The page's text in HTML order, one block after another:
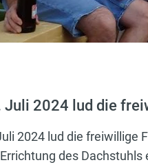
Juli 2024 lud die
2024 lud die freiwillige
des